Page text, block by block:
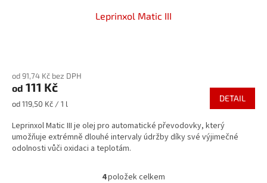
Leprinxol Matic III
produktu
je
5,0
5
hvězdiček.
od 91,74 Kč bez DPH
od 111 Kč
Měrná
od 119,50 Kč / 1 l
DETAIL
Leprinxol Matic III je olej pro automatické převodovky, který
umožňuje extrémně dlouhé intervaly údržby díky své výjimečné
odolnosti vůči oxidaci a teplotám.
4položek celkem